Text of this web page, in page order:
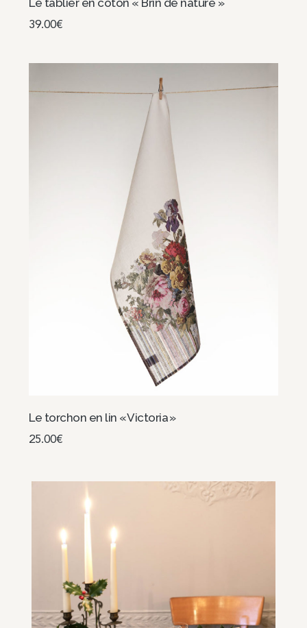
Le tablier en coton « Brin de nature »
39.00€
Le torchon en lin « Victoria »
25.00€